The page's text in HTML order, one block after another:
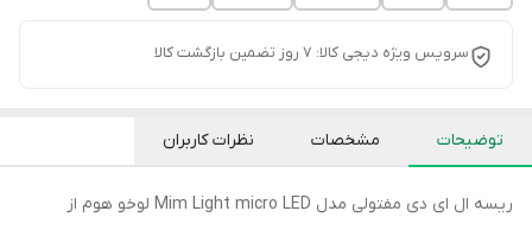
سرویس ویژه دیجی کالا: 7 روز تضمین بازگشت کالا
توضیحات مشخصات نظرات کاربران
ریسه ال ای دی مفتولی مدل Mim Light micro LED لوخو هوم از